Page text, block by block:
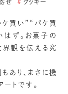
せ # クッキー
ケ買い”“パケ買
ず。お菓子の
界観を伝える究
あり、まさに機
トです。